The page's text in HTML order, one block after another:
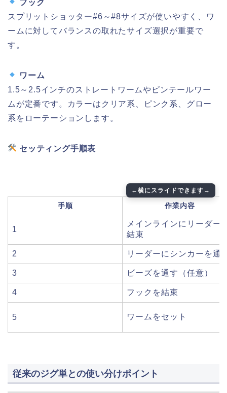
フック
スプリットショッター#6～#8サイズが使いやすく、ワ
ームに対してバランスの取れたサイズ選択が重要で
す。
ワーム
1.5～2.5インチのストレートワームやピンテールワー
ムが定番です。カラーはクリア系、ピンク系、グロー
系をローテーションします。
セッティング手順表
手順 作業内容
1
メインラインにリーダー
結束
2 リーダーにシンカーを通
3 ビーズを通す（任意）
4 フックを結束
5 ワームをセット
従来のジグ単との使い分けポイント